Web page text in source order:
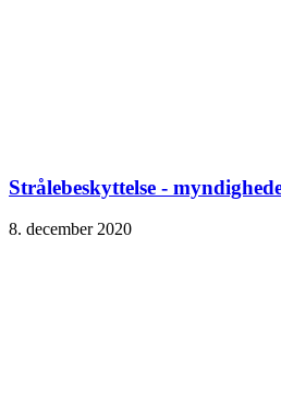
Strålebeskyttelse -
8. december 2020